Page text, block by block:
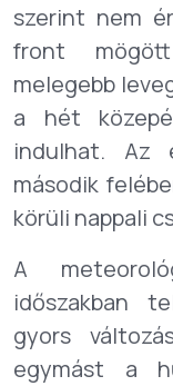
szerint nem
front
melegebb
a hét
indulhat. Az
második
körüli nappali
A
időszakban
gyors
egymást a